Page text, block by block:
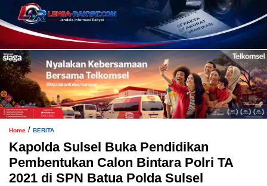
Home / BERITA
Kapolda Sulsel Buka Pendidikan
Pembentukan Calon Bintara Polri TA
2021 di SPN Batua Polda Sulsel